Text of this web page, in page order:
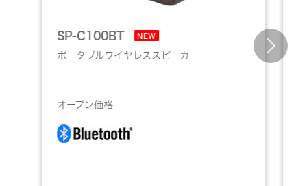
SP-C100BT NEW
ポータブルワイヤレススピーカー
オープン価格